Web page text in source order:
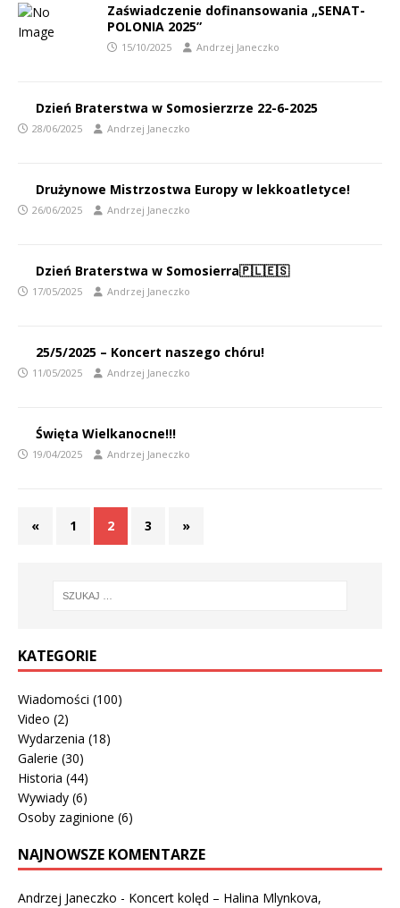
Zaświadczenie dofinansowania „SENAT-
POLONIA 2025”
15/10/2025 Andrzej Janeczko
Dzień Braterstwa w Somosierzrze 22-6-2025
28/06/2025 Andrzej Janeczko
Drużynowe Mistrzostwa Europy w lekkoatletyce!
26/06/2025 Andrzej Janeczko
Dzień Braterstwa w Somosierra🇵🇱🇪🇸
17/05/2025 Andrzej Janeczko
25/5/2025 – Koncert naszego chóru!
11/05/2025 Andrzej Janeczko
Święta Wielkanocne!!!
19/04/2025 Andrzej Janeczko
« 1 2 3 »
KATEGORIE
Wiadomości (100)
Video (2)
Wydarzenia (18)
Galerie (30)
Historia (44)
Wywiady (6)
Osoby zaginione (6)
NAJNOWSZE KOMENTARZE
Andrzej Janeczko - Koncert kolęd – Halina Mlynkova,